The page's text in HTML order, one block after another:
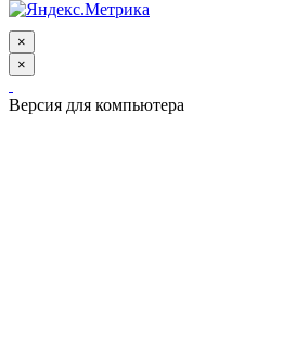
×
×
Версия для компьютера